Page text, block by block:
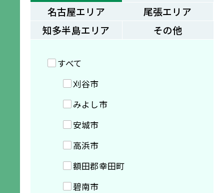
名古屋エリア
尾張エリア
知多半島エリア
その他
すべて
刈谷市
みよし市
安城市
高浜市
額田郡幸田町
碧南市